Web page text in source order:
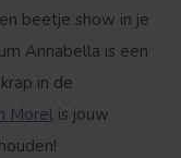
beetje show in je
Annabella is een
in de
Morel is jouw